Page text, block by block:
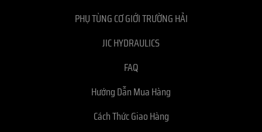
PHỤ TÙNG CƠ GIỚI TRƯỜNG HẢI
JIC HYDRAULICS
FAQ
Hướng Dẫn Mua Hàng
Cách Thức Giao Hàng